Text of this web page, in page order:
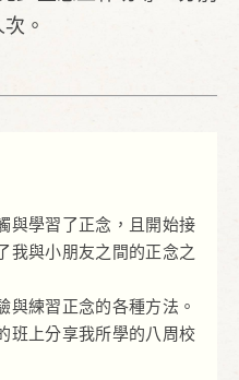
。
與學習了正念，且開始接
我與小朋友之間的正念之
與練習正念的各種方法。
班上分享我所學的八周校